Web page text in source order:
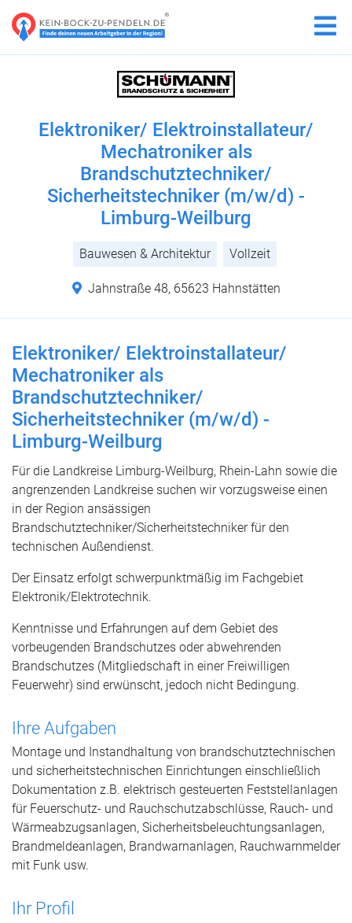
Elektroniker/ Elektroinstallateur/
Mechatroniker als
Brandschutztechniker/
Sicherheitstechniker (m/w/d) -
Limburg-Weilburg
Bauwesen & Architektur Vollzeit
Jahnstraße 48, 65623 Hahnstätten
Elektroniker/ Elektroinstallateur/
Mechatroniker als
Brandschutztechniker/
Sicherheitstechniker (m/w/d) -
Limburg-Weilburg
Für die Landkreise Limburg-Weilburg, Rhein-Lahn sowie die
angrenzenden Landkreise suchen wir vorzugsweise einen
in der Region ansässigen
Brandschutztechniker/Sicherheitstechniker für den
technischen Außendienst.
Der Einsatz erfolgt schwerpunktmäßig im Fachgebiet
Elektronik/Elektrotechnik.
Kenntnisse und Erfahrungen auf dem Gebiet des
vorbeugenden Brandschutzes oder abwehrenden
Brandschutzes (Mitgliedschaft in einer Freiwilligen
Feuerwehr) sind erwünscht, jedoch nicht Bedingung.
Ihre Aufgaben
Montage und Instandhaltung von brandschutztechnischen
und sicherheitstechnischen Einrichtungen einschließlich
Dokumentation z.B. elektrisch gesteuerten Feststellanlagen
für Feuerschutz- und Rauchschutzabschlüsse, Rauch- und
Wärmeabzugsanlagen, Sicherheitsbeleuchtungsanlagen,
Brandmeldeanlagen, Brandwarnanlagen, Rauchwarnmelder
mit Funk usw.
Ihr Profil